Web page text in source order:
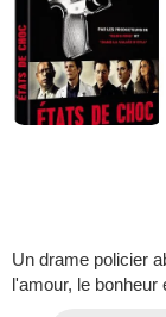
Un drame policier
l'amour, le bonheur